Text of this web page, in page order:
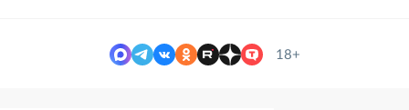
18+